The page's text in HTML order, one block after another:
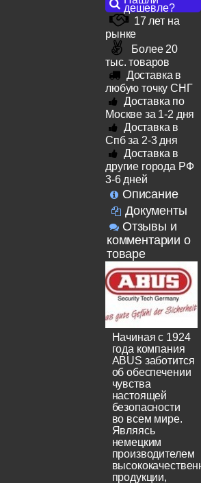
дешевле?
17 лет на
рынке
Более 20
тыс. товаров
Доставка в
любую точку СНГ
Доставка по
Москве за 1-2 дня
Доставка в
Спб за 2-3 дня
Доставка в
другие города РФ
3-6 дней
Описание
Документы
Отзывы и
комментарии о
товаре
Начиная с 1924
года компания
ABUS заботится
об обеспечении
чувства
настоящей
безопасности
во всем мире.
Являясь
немецким
производителем
продукции,